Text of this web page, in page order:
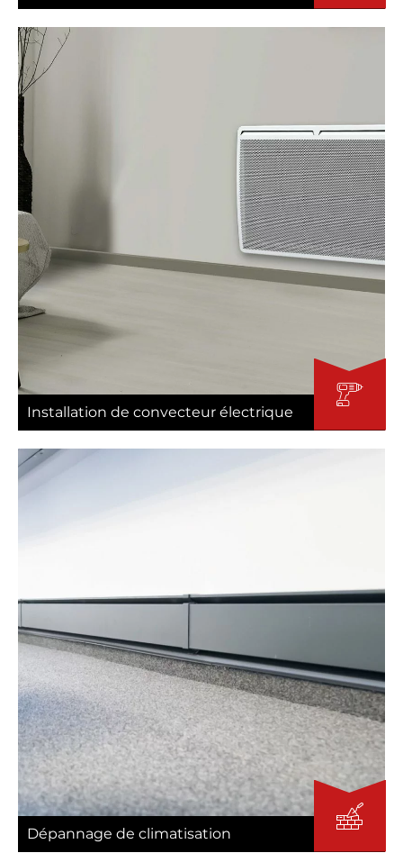
Installation de convecteur électrique
Dépannage de climatisation